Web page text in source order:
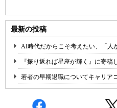
最新の投稿
AI時代だからこそ考えたい、「人
『振り返れば星座が輝く』に寄稿
若者の早期退職についてキャリア